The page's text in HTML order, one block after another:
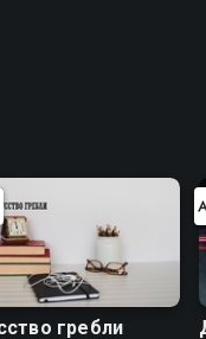
гребли